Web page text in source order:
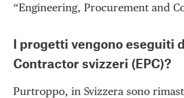
“Engineering, Procurement and
I progetti vengono eseguiti
Contractor svizzeri (EPC)?
Purtroppo, in Svizzera sono